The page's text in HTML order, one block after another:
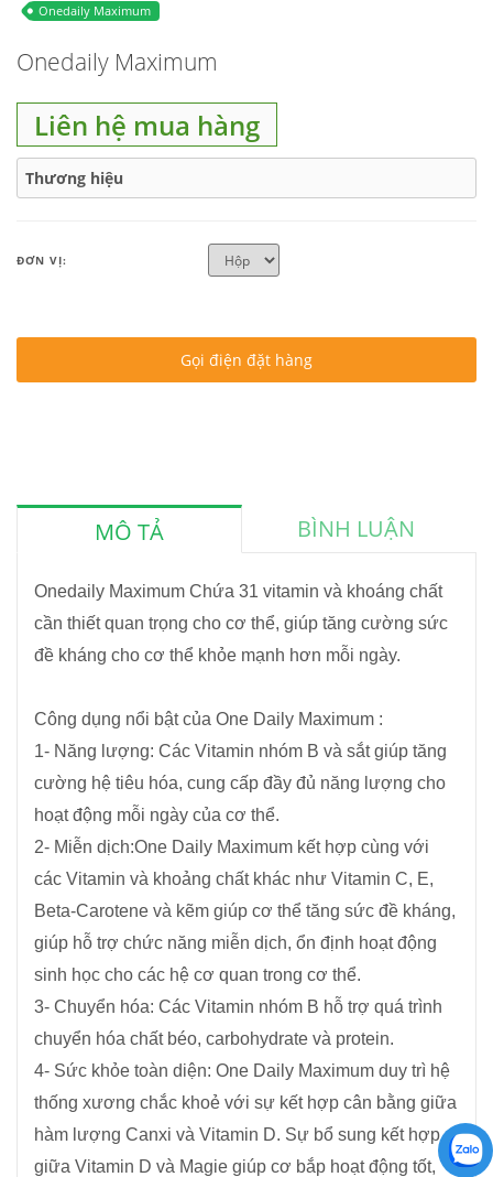
Onedaily Maximum
Onedaily Maximum
Liên hệ mua hàng
Thương hiệu
ĐƠN VỊ:
Gọi điện đặt hàng
MÔ TẢ BÌNH LUẬN
Onedaily Maximum Chứa 31 vitamin và khoáng chất
cần thiết quan trọng cho cơ thể, giúp tăng cường sức
đề kháng cho cơ thể khỏe mạnh hơn mỗi ngày.
Công dụng nổi bật của One Daily Maximum :
1- Năng lượng: Các Vitamin nhóm B và sắt giúp tăng
cường hệ tiêu hóa, cung cấp đầy đủ năng lượng cho
hoạt động mỗi ngày của cơ thể.
2- Miễn dịch:One Daily Maximum kết hợp cùng với
các Vitamin và khoảng chất khác như Vitamin C, E,
Beta-Carotene và kẽm giúp cơ thể tăng sức đề kháng,
giúp hỗ trợ chức năng miễn dịch, ổn định hoạt động
sinh học cho các hệ cơ quan trong cơ thể.
3- Chuyển hóa: Các Vitamin nhóm B hỗ trợ quá trình
chuyển hóa chất béo, carbohydrate và protein.
4- Sức khỏe toàn diện: One Daily Maximum duy trì hệ
thống xương chắc khoẻ với sự kết hợp cân bằng giữa
hàm lượng Canxi và Vitamin D. Sự bổ sung kết hợp
giữa Vitamin D và Magie giúp cơ bắp hoạt động tốt,